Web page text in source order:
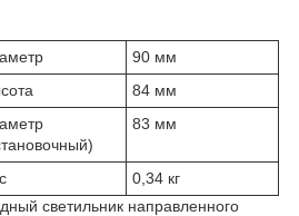
90 мм
84 мм
83 мм
0,34 кг
светильник направленного